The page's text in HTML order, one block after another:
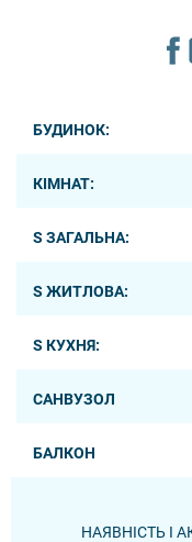
БУДИНОК:
КІМНАТ:
S ЗАГАЛЬНА:
S ЖИТЛОВА:
S КУХНЯ:
САНВУЗОЛ
БАЛКОН
НАЯВНІСТЬ І